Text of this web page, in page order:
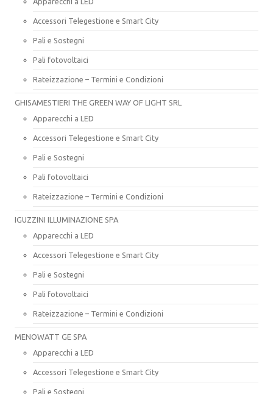
Accessori Telegestione e Smart City
Pali e Sostegni
Pali fotovoltaici
Rateizzazione – Termini e Condizioni
GHISAMESTIERI THE GREEN WAY OF LIGHT SRL
Apparecchi a LED
Accessori Telegestione e Smart City
Pali e Sostegni
Pali fotovoltaici
Rateizzazione – Termini e Condizioni
IGUZZINI ILLUMINAZIONE SPA
Apparecchi a LED
Accessori Telegestione e Smart City
Pali e Sostegni
Pali fotovoltaici
Rateizzazione – Termini e Condizioni
MENOWATT GE SPA
Apparecchi a LED
Accessori Telegestione e Smart City
Pali e Sostegni